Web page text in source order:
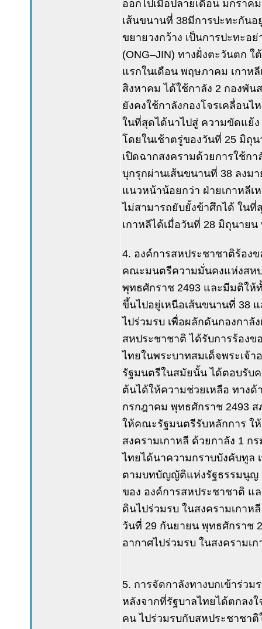
ออกไปเมื่อปลายเดือน มกราค
เส้นขนานที่ 38มีการปะทะกันอ
ขยายวงกว้าง เป็นการปะทะอ
(ONG–JIN) ทางฝั่งตะวันตก ใ
แรกในเดือน พฤษภาคม เกาห
สิงหาคม ได้ใช้กาลัง 2 กองพั
ยังคงใช้กาลังกองโจรเคลื่อน
ในที่สุดได้นาไปสู่ ความขัดแย้ง
โดยในเช้าตรู่ของวันที่ 25 มิถุน
เปิดฉากสงครามด้วยการใช้ก
บุกรุกผ่านเส้นขนานที่ 38 ลงม
แนวหน้าน้อยกว่า ฝ่ายเกาหลีเ
ไม่สามารถยับยั้งข้าศึกได้ ในที่
เกาหลีได้เมื่อวันที่ 28 มิถุนายน
4. องค์การสหประชาชาติร้อง
คณะมนตรีความมั่นคงแห่งสห
พุทธศักราช 2493 และมีมติให้
ขึ้นไปอยู่เหนือเส้นขนานที่ 38
ไปร่วมรบ เพื่อผลักดันกองกาลั
สหประชาชาติ ได้รับการร้องข
ไทยในพระบาทสมเด็จพระเจ้
รัฐมนตรีในสมัยนั้น ได้ตอบรับ
ต้นได้ให้ความช่วยเหลือ ทางด้
กรกฎาคม พุทธศักราช 2493
ให้คณะรัฐมนตรีรับหลักการ ใ
สงครามเกาหลี ด้วยกาลัง 1
ไทยได้นาความกราบบังคับทูล
ตามบทบัญญัติแห่งรัฐธรรมนูญ
ของ องค์การสหประชาชาติ แ
ดินไปร่วมรบ ในสงครามเกาห
วันที่ 29 กันยายน พุทธศักราช
อากาศไปร่วมรบ ในสงครามเ
5. การจัดกาลังทางบกเข้าร่วม
หลังจากที่รัฐบาลไทยได้ตกลง
คน ไปร่วมรบกับสหประชาชา